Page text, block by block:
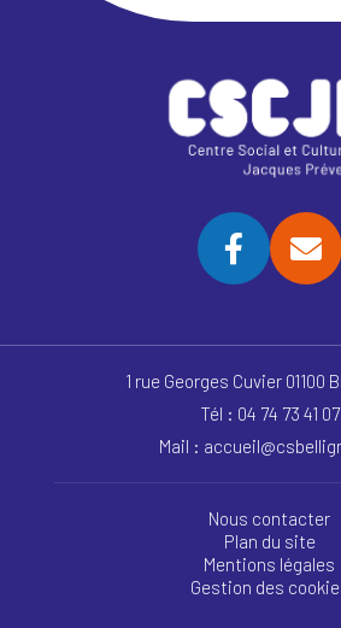
1 rue Georges Cuvier 01100
Tél : 04 74 73 41 07
Mail :
Nous contacter
Plan du site
Mentions légales
Gestion des